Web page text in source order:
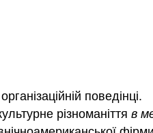
поведінці.
різноманіття в